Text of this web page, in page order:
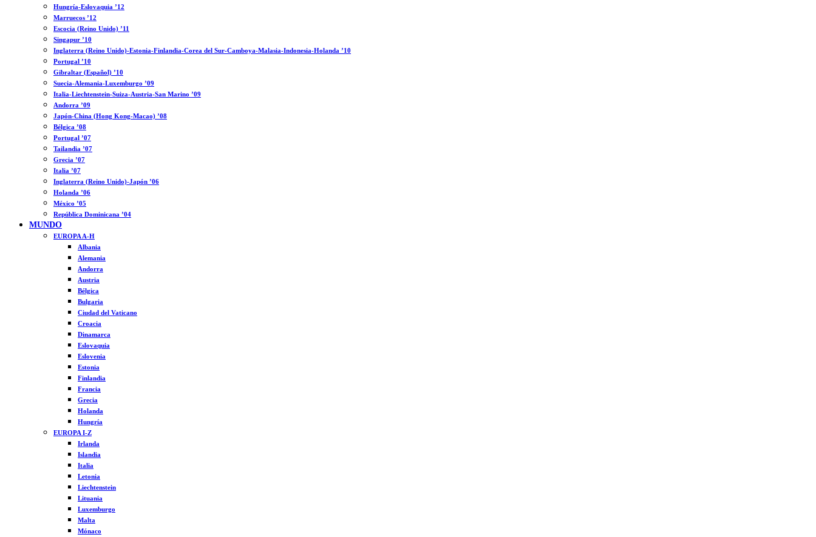
Hungría-Eslovaquia ’12
Marruecos ’12
Escocia (Reino Unido) ’11
Singapur ’10
Inglaterra (Reino Unido)-Estonia-Finlandia-Corea del Sur-Camboya-Malasia-Indonesia-Holanda ’10
Portugal ’10
Gibraltar (Español) ’10
Suecia-Alemania-Luxemburgo ’09
Italia-Liechtenstein-Suiza-Austria-San Marino ’09
Andorra ’09
Japón-China (Hong Kong-Macao) ’08
Bélgica ’08
Portugal ’07
Tailandia ’07
Grecia ’07
Italia ’07
Inglaterra (Reino Unido)-Japón ’06
Holanda ’06
México ’05
República Dominicana ’04
MUNDO
EUROPA A-H
Albania
Alemania
Andorra
Austria
Bélgica
Bulgaria
Ciudad del Vaticano
Croacia
Dinamarca
Eslovaquia
Eslovenia
Estonia
Finlandia
Francia
Grecia
Holanda
Hungría
EUROPA I-Z
Irlanda
Islandia
Italia
Letonia
Liechtenstein
Lituania
Luxemburgo
Malta
Mónaco